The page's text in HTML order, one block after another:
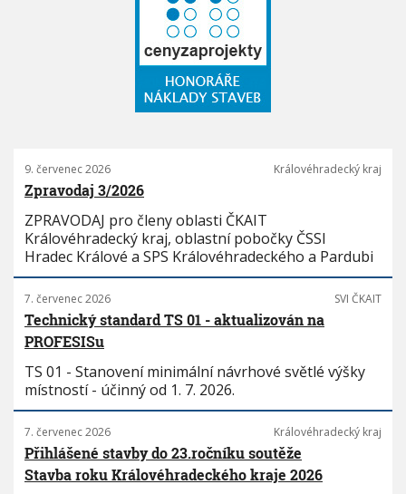
9. červenec 2026 Královéhradecký kraj
Zpravodaj 3/2026
ZPRAVODAJ pro členy oblasti ČKAIT
Královéhradecký kraj, oblastní pobočky ČSSI
Hradec Králové a SPS Královéhradeckého a Pardubi
7. červenec 2026 SVI ČKAIT
Technický standard TS 01 - aktualizován na
PROFESISu
TS 01 - Stanovení minimální návrhové světlé výšky
místností - účinný od 1. 7. 2026.
7. červenec 2026 Královéhradecký kraj
Přihlášené stavby do 23.ročníku soutěže
Stavba roku Královéhradeckého kraje 2026